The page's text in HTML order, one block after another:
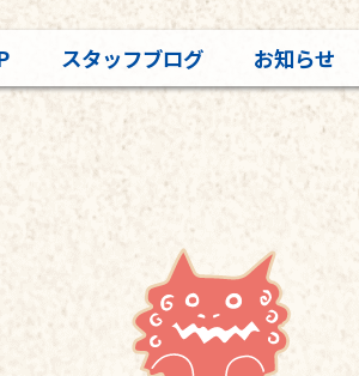
スタッフブログ お知らせ